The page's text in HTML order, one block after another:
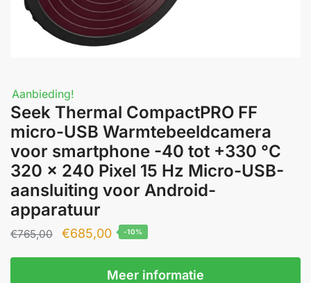
Aanbieding!
Seek Thermal CompactPRO FF
micro-USB Warmtebeeldcamera
voor smartphone -40 tot +330 °C
320 x 240 Pixel 15 Hz Micro-USB-
aansluiting voor Android-
apparatuur
€765,00
Oorspronkelijke
€685,00Huidige
is:
-10%
Meer informatie